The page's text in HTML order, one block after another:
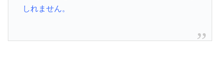
しれません。